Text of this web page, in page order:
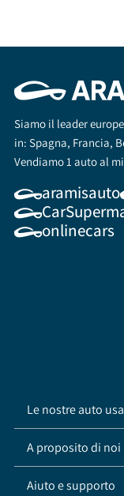
Siamo il leader
in: Spagna, Francia,
Vendiamo 1 auto al
aramisauto
onlinecars
Le nostre auto
A proposito di noi
Aiuto e supporto